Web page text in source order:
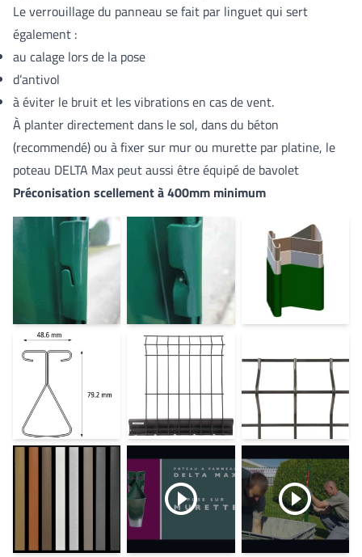
Le verrouillage du panneau se fait par linguet qui sert
également :
au calage lors de la pose
d’antivol
à éviter le bruit et les vibrations en cas de vent.
À planter directement dans le sol, dans du béton
(recommendé) ou à fixer sur mur ou murette par platine, le
poteau DELTA Max peut aussi être équipé de bavolet
Préconisation scellement à 400mm minimum